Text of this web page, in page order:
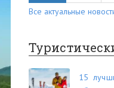
Все актуальные
15